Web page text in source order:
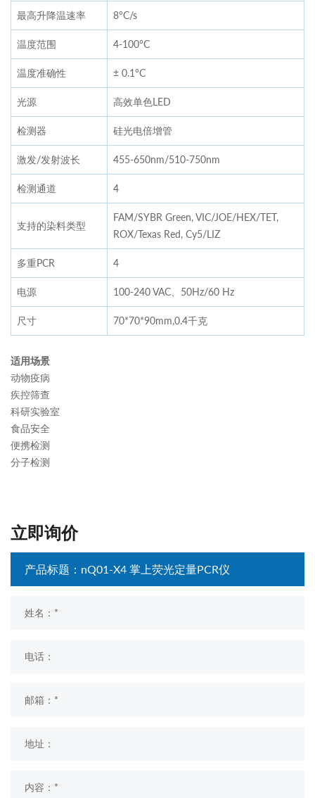
最高升降温速率 8°C/s
温度范围 4-100°C
温度准确性 ± 0.1°C
光源 高效单色LED
检测器 硅光电倍增管
激发/发射波长 455-650nm/510-750nm
检测通道 4
支持的染料类型
FAM/SYBR Green, VIC/JOE/HEX/TET,
ROX/Texas Red, Cy5/LIZ
多重PCR 4
电源 100-240 VAC、50Hz/60 Hz
尺寸 70*70*90mm,0.4千克
适用场景
动物疫病
疾控筛查
科研实验室
食品安全
便携检测
分子检测
立即询价